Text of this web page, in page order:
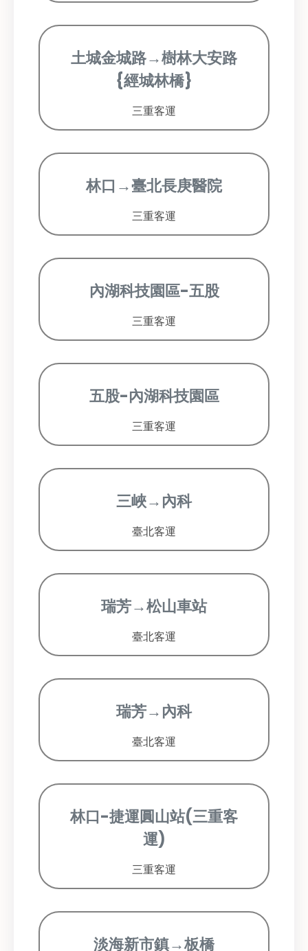
土城金城路→樹林大安路
{經城林橋}
三重客運
林口→臺北長庚醫院
三重客運
內湖科技園區-五股
三重客運
五股-內湖科技園區
三重客運
三峽→內科
臺北客運
瑞芳→松山車站
臺北客運
瑞芳→內科
臺北客運
林口-捷運圓山站(三重客
運)
三重客運
淡海新市鎮→板橋